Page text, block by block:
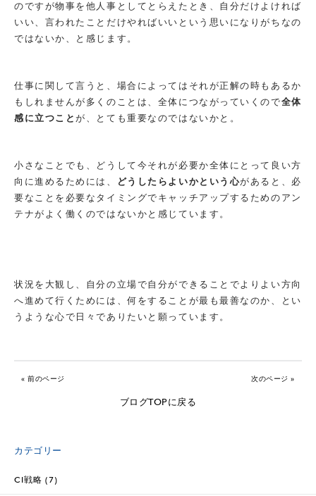
のですが物事を他人事としてとらえたとき、自分だけよければ
いい、言われたことだけやればいいという思いになりがちなの
ではないか、と感じます。
仕事に関して言うと、場合によってはそれが正解の時もあるか
もしれませんが多くのことは、全体につながっていくので全体
感に立つことが、とても重要なのではないかと。
小さなことでも、どうして今それが必要か全体にとって良い方
向に進めるためには、
どうしたらよいかという心があると、必
要なことを必要なタイミングでキャッチアップするためのアン
テナがよく働くのではないかと感じています。
状況を大観し、自分の立場で自分ができることでよりよい方向
へ進めて行くためには、何をすることが最も最善なのか、とい
うような心で日々でありたいと願っています。
« 前のページ 次のページ »
ブログTOPに戻る
カテゴリー
CI戦略 (7)